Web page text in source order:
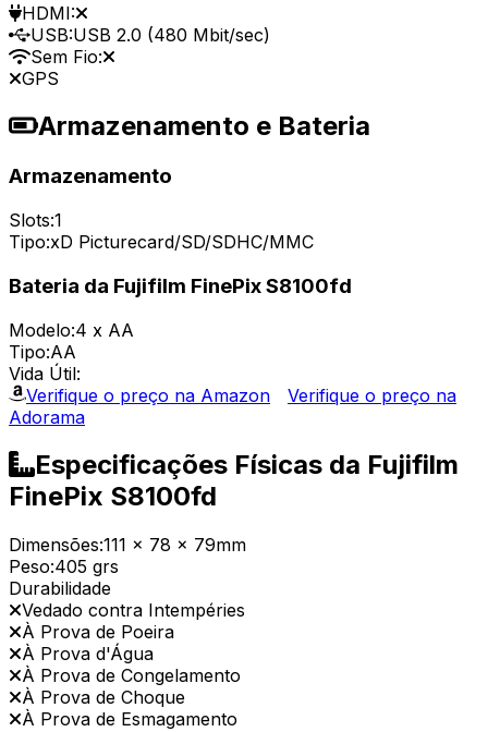
HDMI:
USB:USB 2.0 (480 Mbit/sec)
Sem Fio:
GPS
Armazenamento e Bateria
Armazenamento
Slots:1
Tipo:xD Picturecard/SD/SDHC/MMC
Bateria da Fujifilm FinePix S8100fd
Modelo:4 x AA
Tipo:AA
Vida Útil:
Verifique o preço na Amazon
Verifique o preço na
Adorama
Especificações Físicas da Fujifilm
FinePix S8100fd
Dimensões:111 x 78 x 79mm
Peso:405 grs
Durabilidade
Vedado contra Intempéries
À Prova de Poeira
À Prova d'Água
À Prova de Congelamento
À Prova de Choque
À Prova de Esmagamento